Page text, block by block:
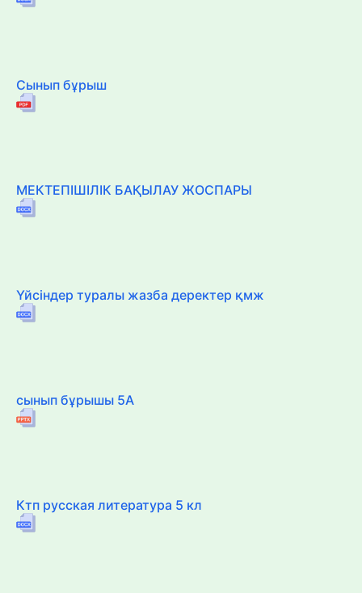
Сынып бұрыш
МЕКТЕПІШІЛІК БАҚЫЛАУ ЖОСПАРЫ
Үйсіндер туралы жазба деректер қмж
сынып бұрышы 5А
Ктп русская литература 5 кл